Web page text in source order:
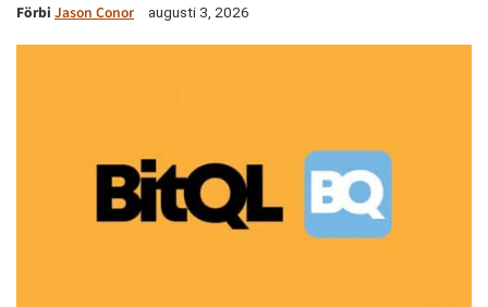
Förbi Jason Conor augusti 3, 2026